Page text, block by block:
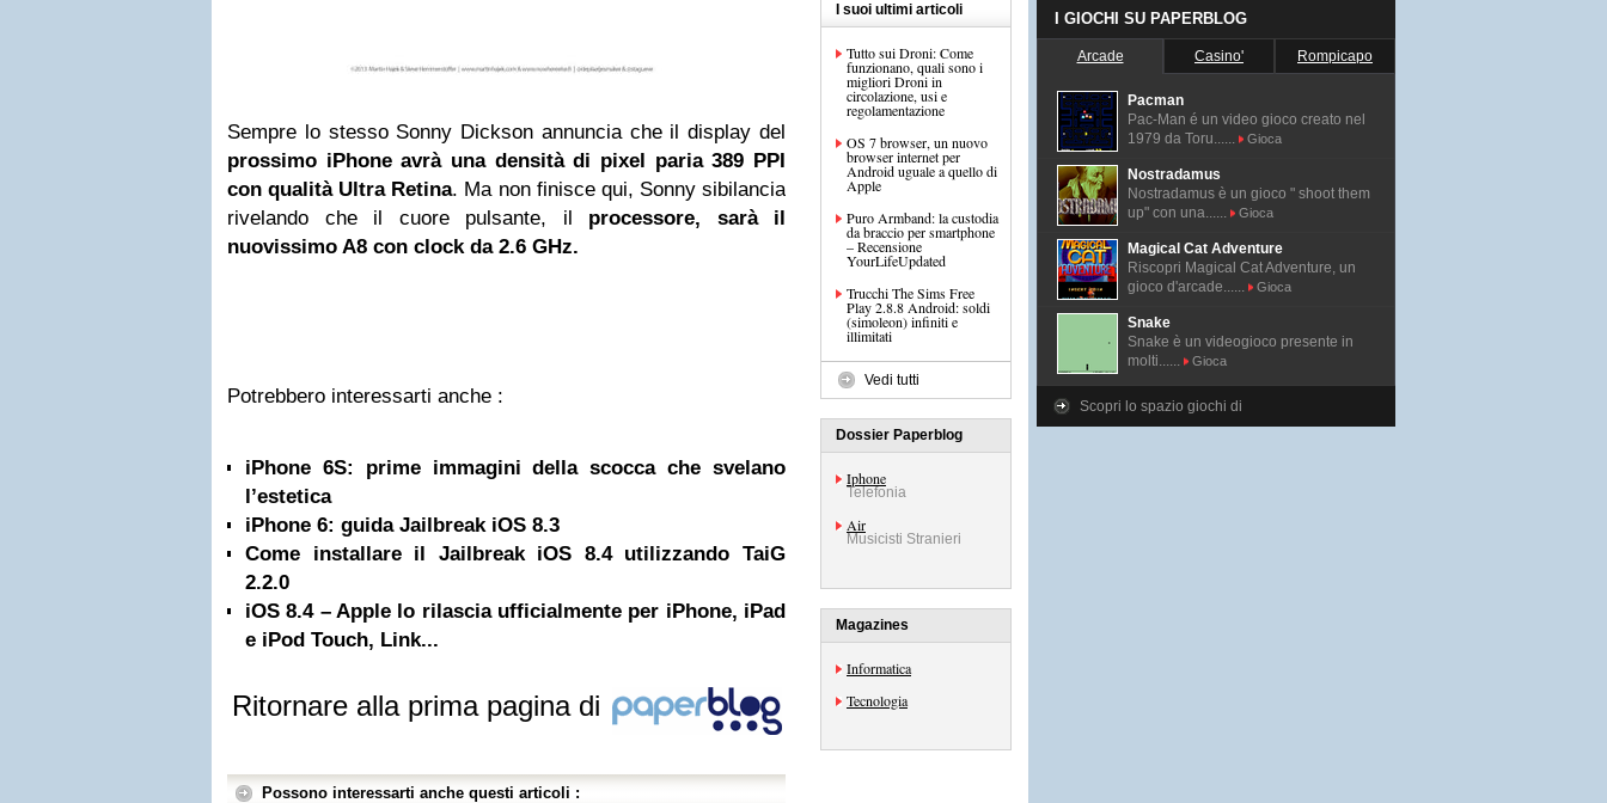
Sempre lo stesso Sonny Dickson annuncia che il display del
prossimo iPhone avrà una densità di pixel paria 389 PPI
con qualità Ultra Retina. Ma non finisce qui, Sonny sibilancia
rivelando che il cuore pulsante, il processore, sarà il
nuovissimo A8 con clock da 2.6 GHz.
Potrebbero interessarti anche :
iPhone 6S: prime immagini della scocca che svelano
l’estetica
iPhone 6: guida Jailbreak iOS 8.3
Come installare il Jailbreak iOS 8.4 utilizzando TaiG
2.2.0
iOS 8.4 – Apple lo rilascia ufficialmente per iPhone, iPad
e iPod Touch, Link...
Ritornare alla prima pagina di
Possono interessarti anche questi articoli :
I suoi ultimi articoli
Tutto sui Droni: Come
funzionano, quali sono i
migliori Droni in
circolazione, usi e
regolamentazione
OS 7 browser, un nuovo
browser internet per
Android uguale a quello di
Apple
Puro Armband: la custodia
da braccio per smartphone
– Recensione
YourLifeUpdated
Trucchi The Sims Free
Play 2.8.8 Android: soldi
(simoleon) infiniti e
illimitati
Vedi tutti
Dossier Paperblog
Iphone
Telefonia
Air
Musicisti Stranieri
Magazines
Informatica
Tecnologia
I GIOCHI SU PAPERBLOG
Arcade Casino' Rompicapo
Pacman
Pac-Man é un video gioco creato nel
1979 da Toru......
Gioca
Nostradamus
Nostradamus è un gioco " shoot them
up" con una......
Gioca
Magical Cat Adventure
Riscopri Magical Cat Adventure, un
gioco d'arcade......
Gioca
Snake
Snake è un videogioco presente in
molti......
Gioca
Scopri lo spazio giochi di